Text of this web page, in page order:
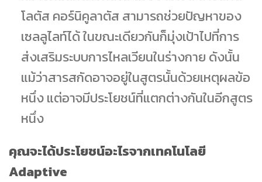
โลตัส คอร์นิคูลาตัส สามารถช่วยปัญหาของ
เซลลูไลท์ได้ ในขณะเดียวกันก็มุ่งเป้าไปที่การ
ส่งเสริมระบบการไหลเวียนในร่างกาย ดังนั้น
แม้ว่าสารสกัดอาจอยู่ในสูตรนั้นด้วยเหตุผลข้อ
หนึ่ง แต่อาจมีประโยชน์ที่แตกต่างกันในอีกสูตร
หนึ่ง
คุณจะได้ประโยชน์อะไรจากเทคโนโลยี
Adaptive